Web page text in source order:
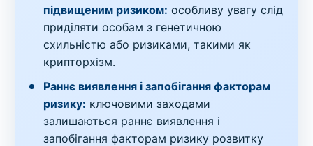
підвищеним ризиком: особливу увагу слід
приділяти особам з генетичною
схильністю або ризиками, такими як
крипторхізм.
Раннє виявлення і запобігання факторам
ризику: ключовими заходами
залишаються раннє виявлення і
запобігання факторам ризику розвитку